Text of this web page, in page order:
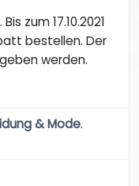
zum 17.10.2021
bestellen. Der
werden.
& Mode.